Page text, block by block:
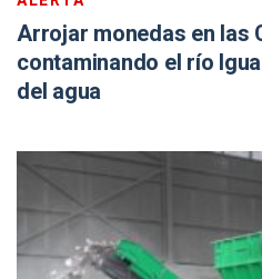
Arrojar monedas en las
contaminando el río
del agua